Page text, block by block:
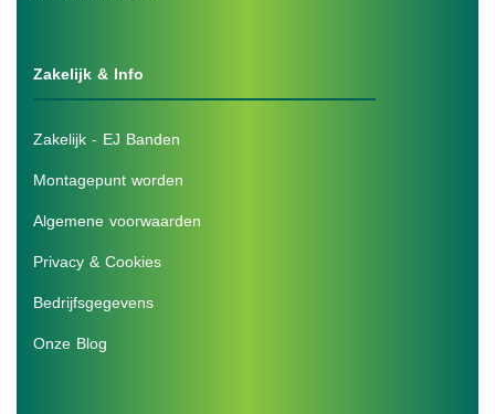
Zakelijk & Info
Zakelijk - EJ Banden
Montagepunt worden
Algemene voorwaarden
Privacy & Cookies
Bedrijfsgegevens
Onze Blog